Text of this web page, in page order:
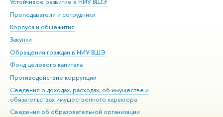
Устойчивое развитие в НИУ ВШЭ
Преподаватели и сотрудники
Корпуса и общежития
Закупки
Обращения граждан в НИУ ВШЭ
Фонд целевого капитала
Противодействие коррупции
Сведения о доходах, расходах, об имуществе и
обязательствах имущественного характера
Сведения об образовательной организации